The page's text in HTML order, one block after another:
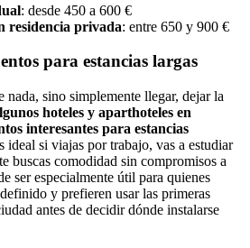
: desde 450 a 600 €
residencia privada: entre 650 y 900 €
para estancias largas
nada, sino simplemente llegar, dejar la
hoteles y aparthoteles en
interesantes para estancias
ideal si viajas por trabajo, vas a estudiar
buscas comodidad sin compromisos a
ser especialmente útil para quienes
y prefieren usar las primeras
antes de decidir dónde instalarse